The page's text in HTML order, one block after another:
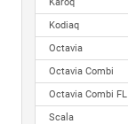
Kodiaq
Octavia
Octavia Combi
Octavia Combi FL
Scala